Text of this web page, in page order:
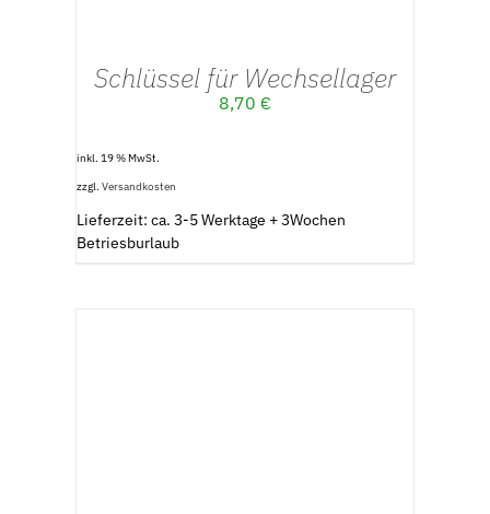
Schlüssel für Wechsellager
8,70 €
inkl. 19 % MwSt.
zzgl. Versandkosten
Lieferzeit: ca. 3-5 Werktage + 3Wochen
Betriesburlaub